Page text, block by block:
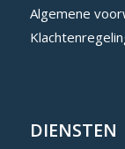
Algemene
DIENSTEN